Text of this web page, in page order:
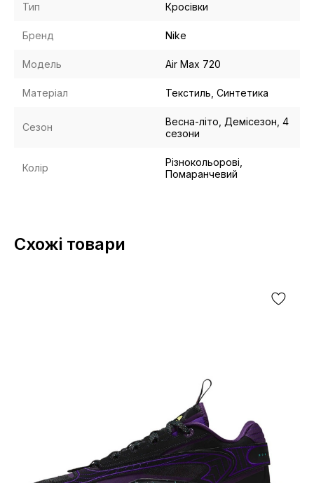
Тип Кросівки
Бренд Nike
Модель Air Max 720
Матеріал Текстиль, Синтетика
Сезон
Весна-літо, Демісезон, 4
сезони
Колір
Різнокольорові,
Помаранчевий
Схожі товари